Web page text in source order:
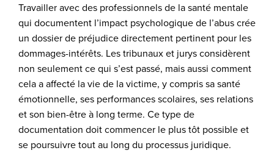
Travailler avec des professionnels de la santé mentale
qui documentent l’impact psychologique de l’abus crée
un dossier de préjudice directement pertinent pour les
dommages-intérêts. Les tribunaux et jurys considèrent
non seulement ce qui s’est passé, mais aussi comment
cela a affecté la vie de la victime, y compris sa santé
émotionnelle, ses performances scolaires, ses relations
et son bien-être à long terme. Ce type de
documentation doit commencer le plus tôt possible et
se poursuivre tout au long du processus juridique.